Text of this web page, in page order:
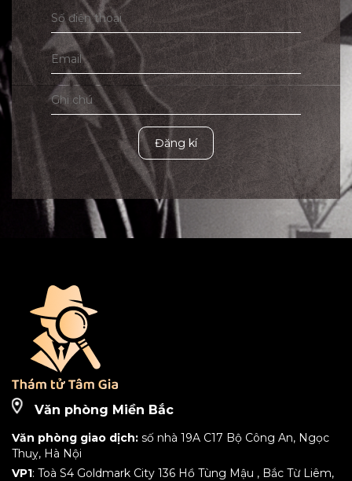
Đăng kí
Văn phòng Miền Bắc
Văn phòng giao dịch: số nhà 19A C17 Bộ Công An, Ngọc
Thuỵ, Hà Nội
VP1: Toà S4 Goldmark City 136 Hồ Tùng Mậu , Bắc Từ Liêm,